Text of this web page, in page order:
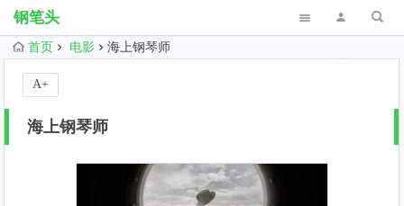
钢笔头
首页 电影 海上钢琴师
海上钢琴师
A+